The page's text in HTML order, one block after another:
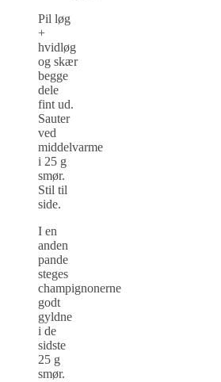
Pil løg
+
hvidløg
og skær
begge
dele
fint ud.
Sauter
ved
middelvarme
i 25 g
smør.
Stil til
side.
I en
anden
pande
steges
champignonerne
godt
gyldne
i de
sidste
25 g
smør.